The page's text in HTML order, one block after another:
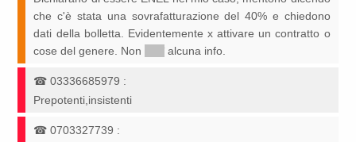
che c'è stata una sovrafatturazione del 40% e chiedono
dati della bolletta. Evidentemente x attivare un contratto o
cose del genere. Non
*****alcuna info.
☎03336685979 :
Prepotenti,insistenti
☎0703327739 :